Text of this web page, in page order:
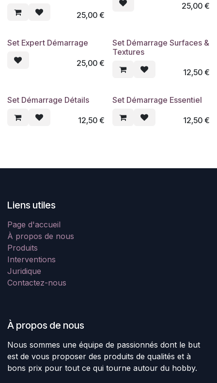
25,00€
25,00€
Set Expert Démarrage
25,00€
Set Démarrage Surfaces &
Textures
12,50€
Set Démarrage Détails
12,50€
Set Démarrage Essentiel
12,50€
Liens utiles
Page d'accueil
À propos de nous
Produits
Interventions
Juridique
Contactez-nous
À propos de nous
Nous sommes une équipe de passionnés dont le but
est de vous proposer des produits de qualités et à
bons prix pour tout ce qui tourne autour du hobby.